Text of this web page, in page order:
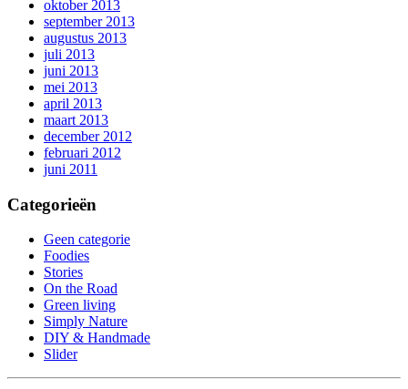
oktober 2013
september 2013
augustus 2013
juli 2013
juni 2013
mei 2013
april 2013
maart 2013
december 2012
februari 2012
juni 2011
Categorieën
Geen categorie
Foodies
Stories
On the Road
Green living
Simply Nature
DIY & Handmade
Slider